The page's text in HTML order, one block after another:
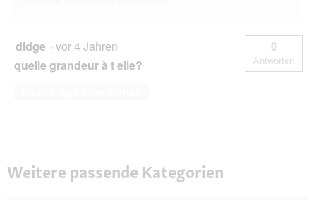
didge · vor 4 Jahren
quelle grandeur à t elle?
0
Antworten
Weitere passende Kategorien